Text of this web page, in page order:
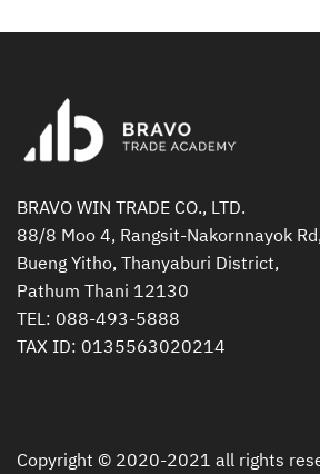
BRAVO WIN TRADE CO., LTD.
88/8 Moo 4, Rangsit-Nakornnayok Rd,
Bueng Yitho, Thanyaburi District,
Pathum Thani 12130
TEL: 088-493-5888
TAX ID: 0135563020214
Copyright © 2020-2021 all rights